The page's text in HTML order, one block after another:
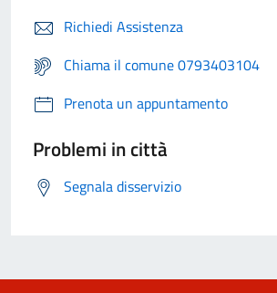
Richiedi Assistenza
Chiama il comune 0793403104
Prenota un appuntamento
Problemi in città
Segnala disservizio